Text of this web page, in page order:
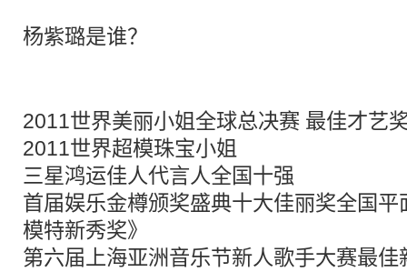
杨紫璐是谁？
2011世界美丽小姐全球总决赛 最佳才艺
2011世界超模珠宝小姐
三星鸿运佳人代言人全国十强
首届娱乐金樽颁奖盛典十大佳丽奖全国
模特新秀奖》
第六届上海亚洲音乐节新人歌手大赛最佳